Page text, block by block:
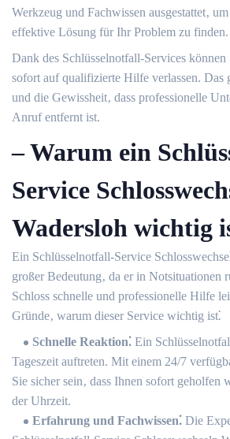
Werkzeug und Fachwissen ausgestattet‚
effektive Lösung für Ihr Problem zu finden.​
Dank des Schlüsselnotfall-Services
sofort auf qualifizierte Hilfe verlassen. Das
und die Gewissheit‚ dass professionelle
Anruf entfernt ist.
– Warum ein
Service
Wadersloh wichtig
Ein Schlüsselnotfall-Service
großer Bedeutung‚ da er in Notsituationen
Schloss schnelle und professionelle Hilfe
Gründe‚ warum dieser Service wichtig ist⁚
Schnelle Reaktion⁚ Ein
Tageszeit auftreten.​ Mit einem 24/7
Sie sicher sein‚ dass Ihnen sofort geholfen
der Uhrzeit.
Erfahrung und Fachwissen⁚ Die